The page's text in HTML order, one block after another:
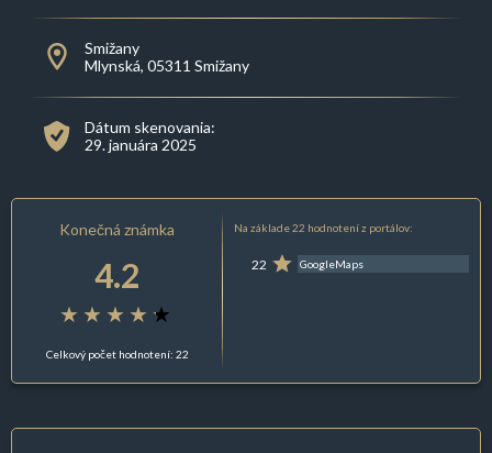
Smižany
Mlynská, 05311 Smižany
Dátum skenovania:
29. januára 2025
Konečná známka
4.2
Celkový počet hodnotení: 22
Na základe 22 hodnotení z portálov:
22 GoogleMaps